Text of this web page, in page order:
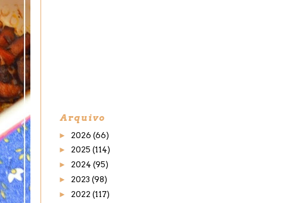
Arquivo
► 2026 (66)
► 2025 (114)
► 2024 (95)
► 2023 (98)
► 2022 (117)